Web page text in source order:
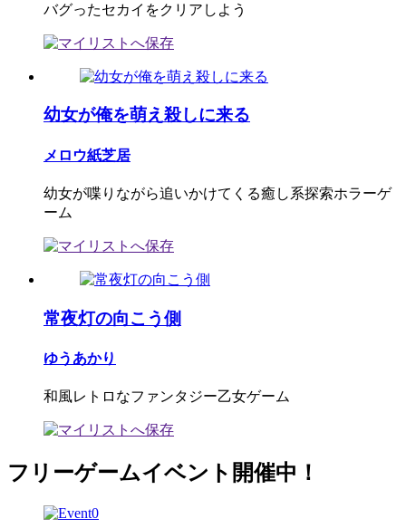
バグったセカイをクリアしよう
幼女が俺を萌え殺しに来る
メロウ紙芝居
幼女が喋りながら追いかけてくる癒し系探索ホラーゲ
ーム
常夜灯の向こう側
ゆうあかり
和風レトロなファンタジー乙女ゲーム
フリーゲームイベント開催中！